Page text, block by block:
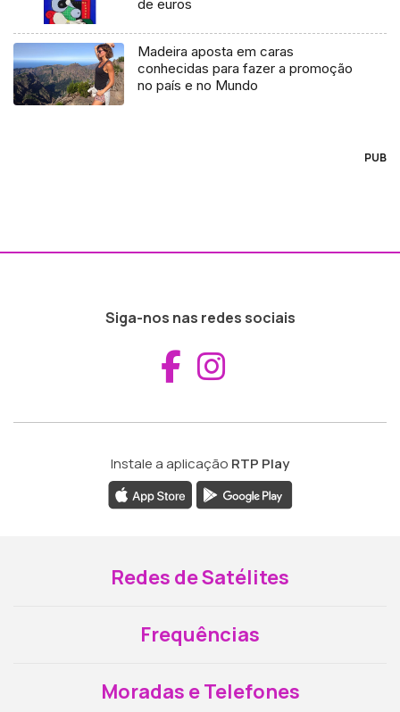
de euros
Madeira aposta em caras
conhecidas para fazer a promoção
no país e no Mundo
PUB
Siga-nos nas redes sociais
Aceder ao
Instale a aplicação RTP Play
Redes de Satélites
Frequências
Moradas e Telefones